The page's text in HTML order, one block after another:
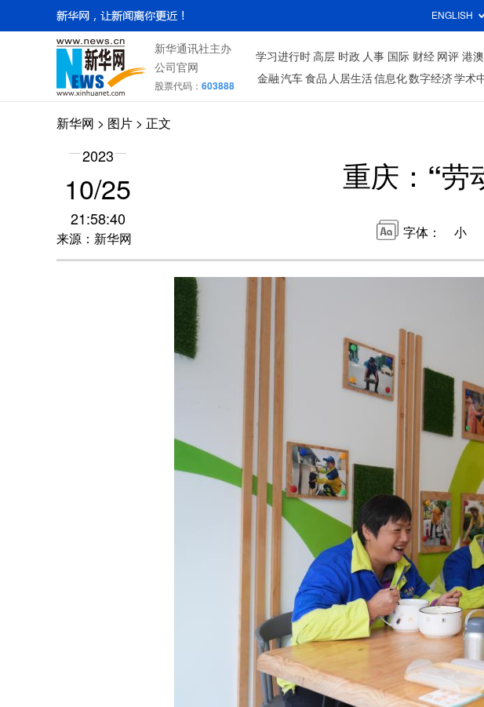
ENGLISH
新华通讯社主办
公司官网
股票代码： 603888
学习进行时 高层 时政 人事 国际 财经 网评 港澳
金融 汽车 食品 人居生活信息化数字经济学术
新华网 > 图片 > 正文
2023
10/25
21:58:40
来源：新华网
重庆：“劳
字体： 小